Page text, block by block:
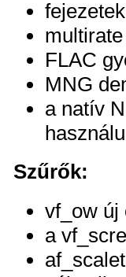
FLAC
MNG
a natív
Szűrők:
vf_ow új
a